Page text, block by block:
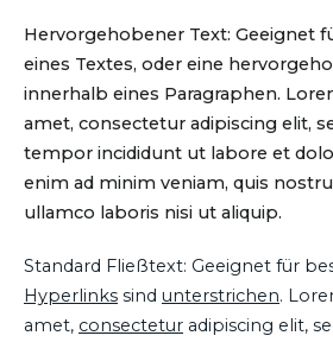
Hervorgehobener Text: Geeignet
eines Textes, oder eine
innerhalb eines Paragraphen.
amet, consectetur adipiscing elit,
tempor incididunt ut labore et
enim ad minim veniam, quis
ullamco laboris nisi ut aliquip.
Standard Fließtext: Geeignet für
Hyperlinks sind unterstrichen.
amet, consectetur adipiscing elit,